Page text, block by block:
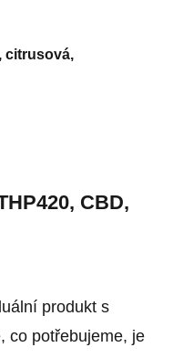
citrusová,
CBD,
produkt s
co potřebujeme, je